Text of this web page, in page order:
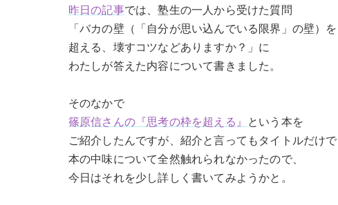
昨日の記事では、塾生の一人から受けた質問
「バカの壁（「自分が思い込んでいる限界」の壁）を
超える、壊すコツなどありますか？」に
わたしが答えた内容について書きました。
そのなかで
篠原信さんの『思考の枠を超える』という本を
ご紹介したんですが、紹介と言ってもタイトルだけで
本の中味について全然触れられなかったので、
今日はそれを少し詳しく書いてみようかと。